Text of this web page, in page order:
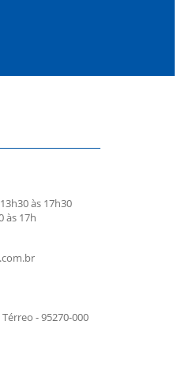
às 17h30
às 17h
- 95270-000